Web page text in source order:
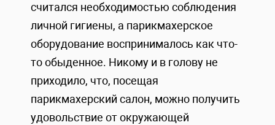
считался необходимостью соблюдения
личной гигиены, а парикмахерское
оборудование воспринималось как что-
то обыденное. Никому и в голову не
приходило, что, посещая
парикмахерский салон, можно получить
удовольствие от окружающей